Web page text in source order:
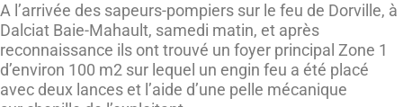
A l’arrivée des sapeurs-pompiers sur le feu de Dorville, à
Dalciat Baie-Mahault, samedi matin, et après
reconnaissance ils ont trouvé un foyer principal Zone 1
d’environ 100 m2 sur lequel un engin feu a été placé
avec deux lances et l’aide d’une pelle mécanique